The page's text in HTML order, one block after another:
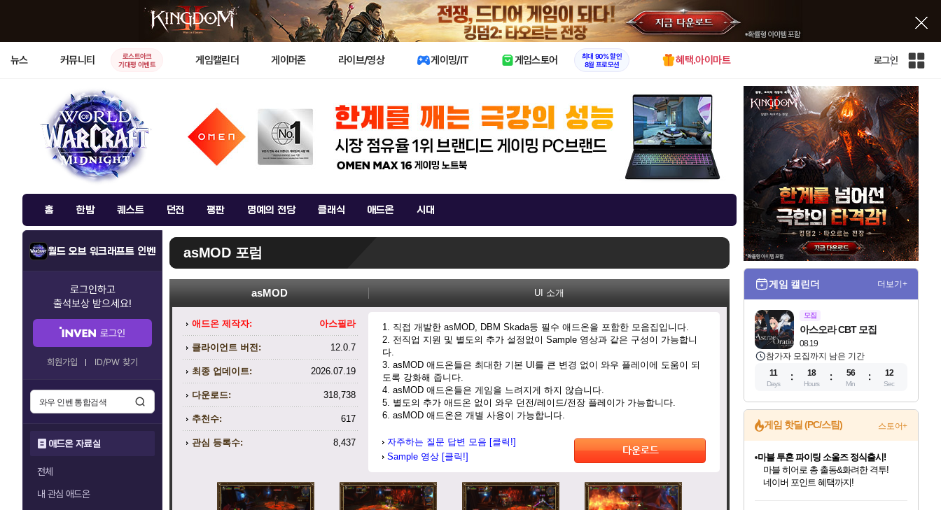
X
뉴스 커뮤니티
로스트아크
기대평 이벤트
게임캘린더 게이머존 라이브/영상 게이밍/IT 게임스토어
최대 90% 할인
8월 프로모션
혜택.아이마트 로그인
인
전
체
사
이
트
맵
홈 한밤 퀘스트 던전 평판 명예의 전당 클래식 애드온 시대
월드 오브 워크래프트 인벤
로그인하고
출석보상 받으세요!
로그인
회원가입 ID/PW 찾기
애드온 자료실
전체
내 관심 애드온
asMOD 포럼
asMOD UI 소개
애드온 제작자: 아스필라
클라이언트 버전: 12.0.7
최종 업데이트: 2026.07.19
다운로드: 318,738
추천수: 617
관심 등록수: 8,437
1. 직접 개발한 asMOD, DBM Skada등 필수 애드온을 포함한 모음집입니다.
2. 전직업 지원 및 별도의 추가 설정없이 Sample 영상과 같은 구성이 가능합니
다.
3. asMOD 애드온들은 최대한 기본 UI를 큰 변경 없이 와우 플레이에 도움이 되
도록 강화해 줍니다.
4. asMOD 애드온들은 게임을 느려지게 하지 않습니다.
5. 별도의 추가 애드온 없이 와우 던전/레이드/전장 플레이가 가능합니다.
6. asMOD 애드온은 개별 사용이 가능합니다.
자주하는 질문 답변 모음 [클릭!]
Sample 영상 [클릭!]
게임 캘린더 더보기+
모집
08.19
아스오라 CBT 모집
참가자 모집까지 남은 기간
11
Days
18
Hours
56
Min
11
Sec
게임 핫딜 (PC/스팀) 스토어+
마블 투혼 파이팅 소울즈 정식출시!
마블 히어로 총 출동&화려한 격투!
네이버 포인트 혜택까지!